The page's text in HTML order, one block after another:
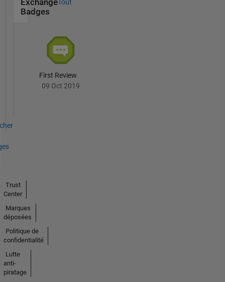
Exchange
Badges
Tout
First Review
09 Oct 2019
Trust
Center
Marques
déposées
Politique de
confidentialité
Lutte
anti-
piratage